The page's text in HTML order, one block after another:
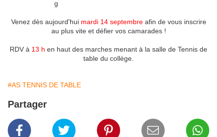
Venez dès aujourd'hui mardi 14 septembreafin de vous inscrire
au plus vite et défier vos camarades !
RDV à 13 h en haut des marches menant à la salle de Tennis de
table du collège.
#AS TENNIS DE TABLE
Partager